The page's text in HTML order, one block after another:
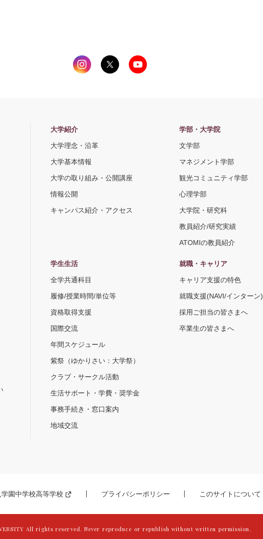
大学紹介
大学理念・沿革
大学基本情報
大学の取り組み・公開講座
情報公開
キャンパス紹介・アクセス
学部・大学院
文学部
マネジメント学部
観光コミュニティ学部
心理学部
大学院・研究科
教員紹介/研究実績
ATOMIの教員紹介
学生生活
全学共通科目
履修/授業時間/単位等
資格取得支援
国際交流
年間スケジュール
紫祭（ゆかりさい：大学祭）
クラブ・サークル活動
生活サポート・学費・奨学金
事務手続き・窓口案内
地域交流
就職・キャリア
キャリア支援の特色
就職支援(NAVI/インターン)
採用ご担当の皆さまへ
卒業生の皆さまへ
園中学校高等学校
ウ
ン
プライバシーポリシー このサイトについて
All rights reserved.Never reproduce or republish without written permission.